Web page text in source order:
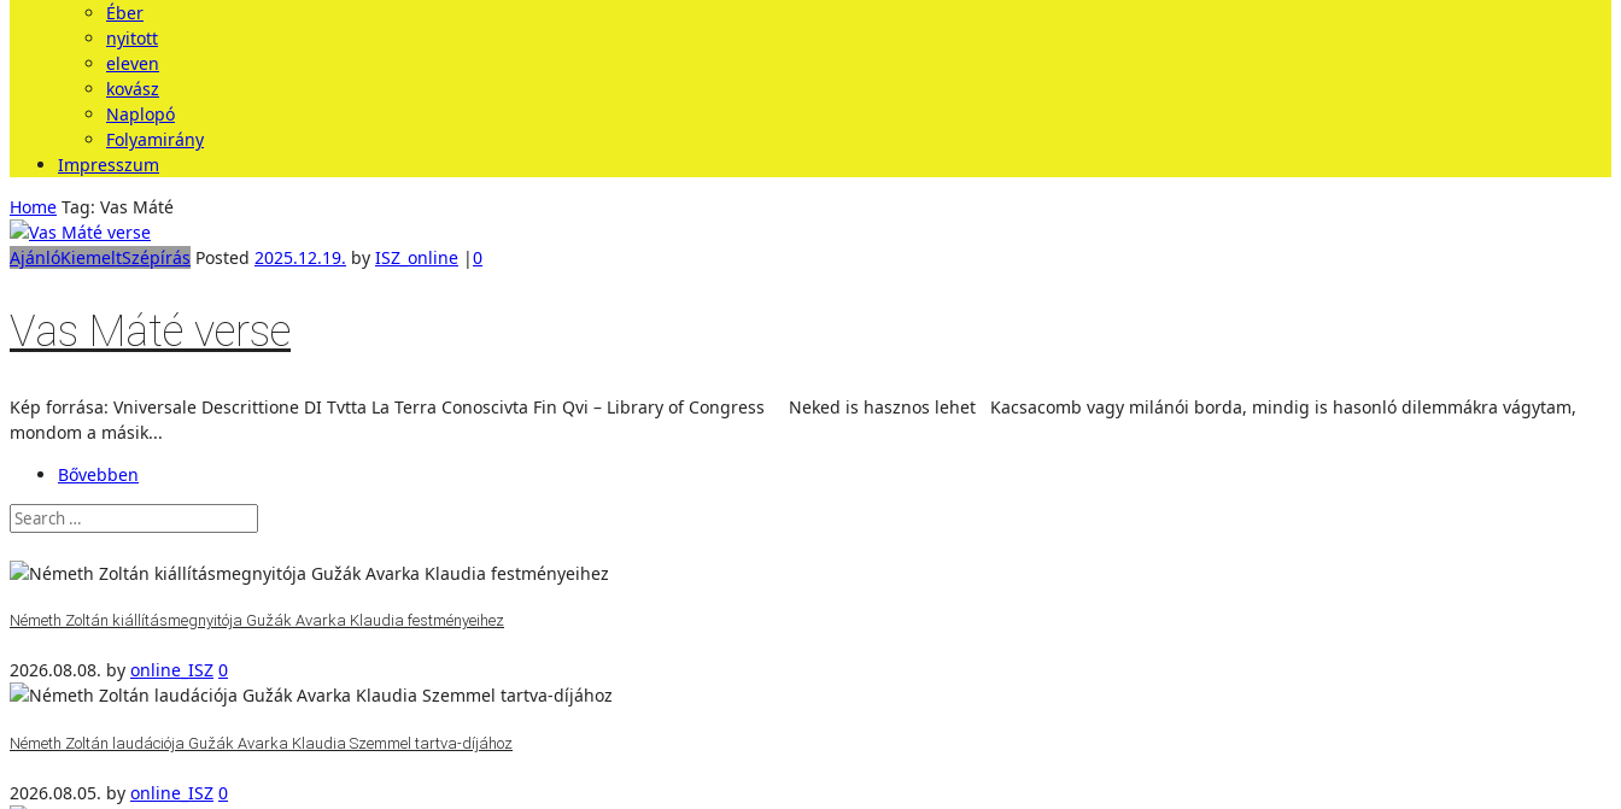
Éber
nyitott
eleven
kovász
Naplopó
Folyamirány
Impresszum
Home Tag: Vas Máté
AjánlóKiemeltSzépírás Posted 2025.12.19. by ISZ_online |0
Vas Máté verse
Kép forrása: Vniversale Descrittione DI Tvtta La Terra Conoscivta Fin Qvi – Library of Congress Neked is hasznos lehet Kacsacomb vagy milánói borda, mindig is hasonló dilemmákra vágytam,
mondom a másik...
Bővebben
Németh Zoltán kiállításmegnyitója Gužák Avarka Klaudia festményeihez
2026.08.08. by online_ISZ 0
Németh Zoltán laudációja Gužák Avarka Klaudia Szemmel tartva-díjához
2026.08.05. by online_ISZ 0